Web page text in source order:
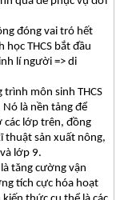
đóng vai tró hết
THCS bắt đầu
lí người => di
môn sinh THCS
là nền tảng để
các lớp trên, đồng
thuật sản xuất nông,
lớp 9.
tăng cường vận
tích cực hóa hoạt